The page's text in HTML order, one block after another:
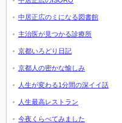
中居正広のミになる図書館
主治医が見つかる診療所
京都いろどり日記
京都人の密かな愉しみ
人生が変わる1分間の深イイ話
人生最高レストラン
今夜くらべてみました